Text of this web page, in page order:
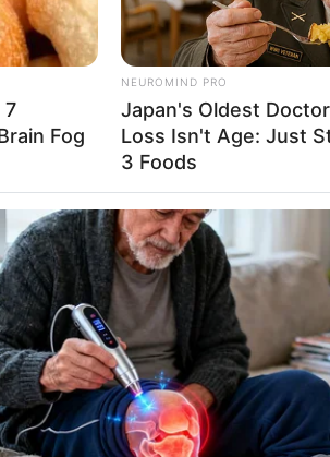
não apenas em
7
Fog
NEUROMIND PRO
Japan's Oldest
Loss Isn't Age: Just
3 Foods